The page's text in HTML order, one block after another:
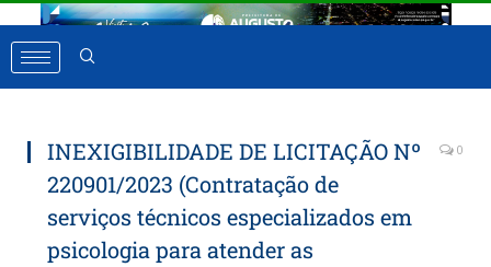
INEXIGIBILIDADE DE LICITAÇÃO Nº
220901/2023 (Contratação de
serviços técnicos especializados em
psicologia para atender as
0